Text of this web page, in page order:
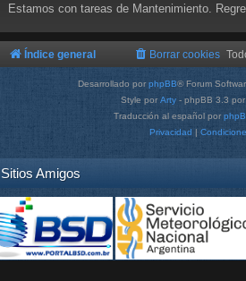
Estamos con tareas de Mantenimiento.
Índice general Borrar cookies
Desarrollado por phpBB® Forum
Style por Arty - phpBB 3.3
Traducción al español por
Privacidad |
Sitios Amigos